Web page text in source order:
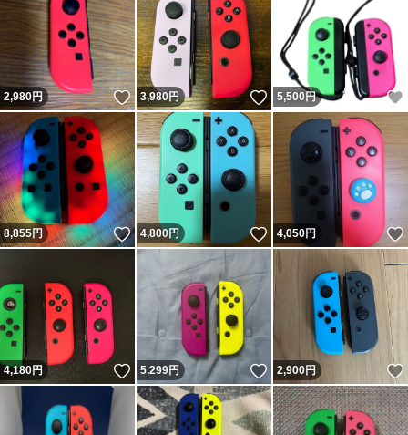
2,980円 いいね！
3,980円 いいね！
5,500 円
8,855円 いいね！
4,800円 いいね！
4,050円
4,180円 いいね！
5,299円 いいね！
2,900円